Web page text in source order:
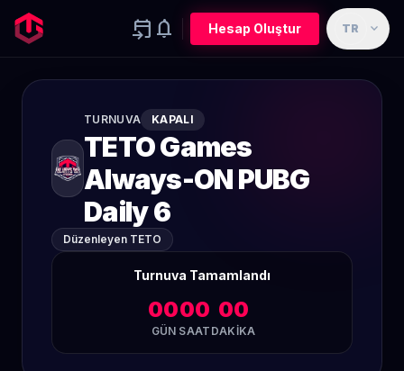
event_upcoming notifications Hesap Oluştur TR expand_more
TURNUVA KAPALI
TETO Games
Always-ON PUBG
Daily 6
Düzenleyen TETO
Turnuva Tamamlandı
00
GÜN
00
SAAT
00
DAKIKA